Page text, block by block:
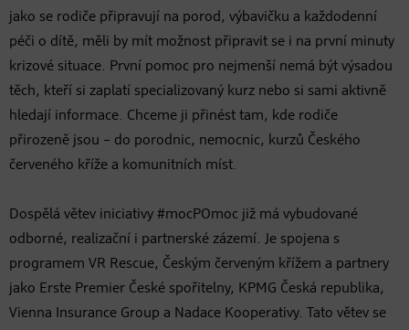
jako se rodiče připravují na porod, výbavičku a každodenní
péči o dítě, měli by mít možnost připravit se i na první minuty
krizové situace. První pomoc pro nejmenší nemá být výsadou
těch, kteří si zaplatí specializovaný kurz nebo si sami aktivně
hledají informace. Chceme ji přinést tam, kde rodiče
přirozeně jsou – do porodnic, nemocnic, kurzů Českého
červeného kříže a komunitních míst.
Dospělá větev iniciativy #mocPOmoc již má vybudované
odborné, realizační i partnerské zázemí. Je spojena s
programem VR Rescue, Českým červeným křížem a partnery
jako Erste Premier České spořitelny, KPMG Česká republika,
Vienna Insurance Group a Nadace Kooperativy. Tato větev se